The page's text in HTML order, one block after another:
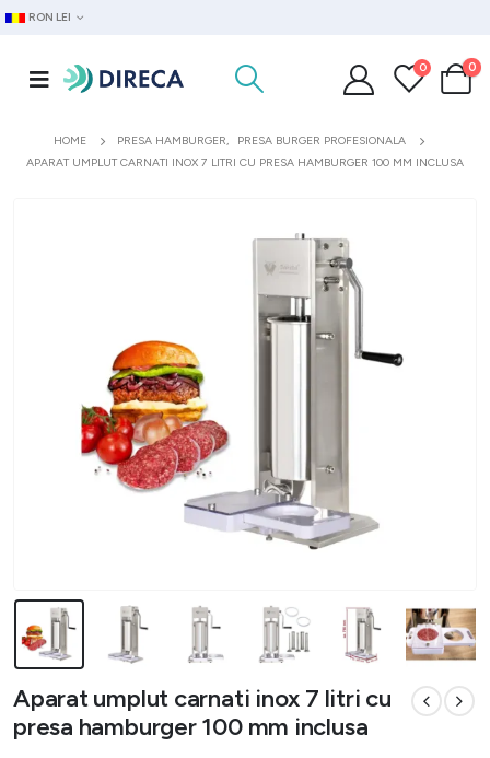
RON LEI
0 0
HOME PRESA HAMBURGER,
PRESA BURGER PROFESIONALA
APARAT UMPLUT CARNATI INOX 7 LITRI CU PRESA HAMBURGER 100 MM INCLUSA
Aparat umplut carnati inox 7 litri cu
presa hamburger 100 mm inclusa